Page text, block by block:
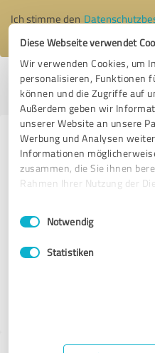
Diese Webseite verwendet
Wir verwenden Cookies, um
personalisieren, Funktionen
können und die Zugriffe auf
Außerdem geben wir
unserer Website an unsere
Werbung und Analysen
Informationen
zusammen, die Sie ihnen
Rahmen Ihrer Nutzung der
Impressum
Einwilligungsauswahl
Notwendig
Statistiken
Ich stimme den
Profil aktiv seit 08.11.2024 |
Anbietern
Autohaus Vetterl e.K.